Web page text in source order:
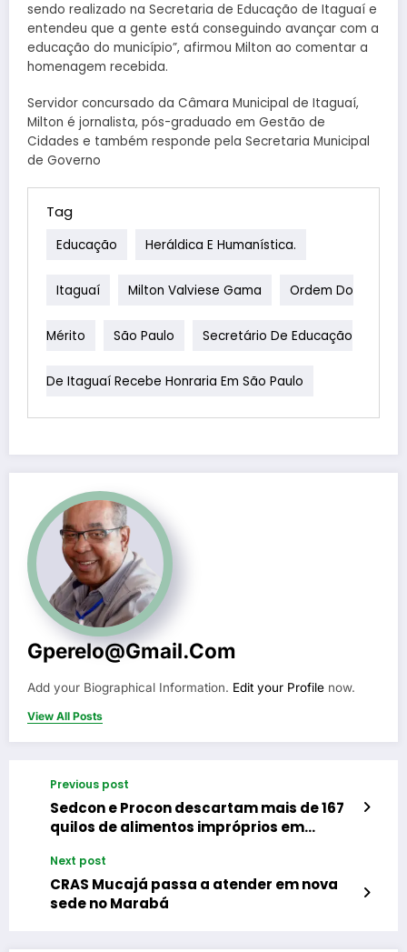
sendo realizado na Secretaria de Educação de Itaguaí e
entendeu que a gente está conseguindo avançar com a
educação do município”, afirmou Milton ao comentar a
homenagem recebida.
Servidor concursado da Câmara Municipal de Itaguaí,
Milton é jornalista, pós-graduado em Gestão de
Cidades e também responde pela Secretaria Municipal
de Governo
Tag
Educação Heráldica E Humanística.
Itaguaí Milton Valviese Gama Ordem Do
Mérito São Paulo Secretário De Educação
De Itaguaí Recebe Honraria Em São Paulo
Gperelo@gmail.com
Add your Biographical Information. Edit your Profile now.
View All Posts
Previous post
Sedcon e Procon descartam mais de 167
quilos de alimentos impróprios em
Next post
CRAS Mucajá passa a atender em nova
sede no Marabá